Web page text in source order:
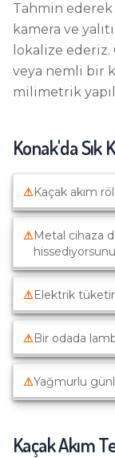
Tahmin ederek
kamera ve
lokalize
veya nemli bir
milimetrik
Konak'da Sık
⚠Kaçak akım
⚠Metal cihaza
⚠Elektrik
⚠Bir odada
⚠Yağmurlu
Kaçak Akım